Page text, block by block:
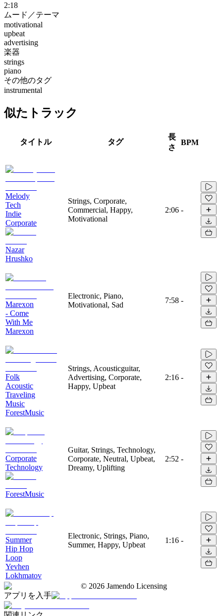
2:18
ムード／テーマ
motivational
upbeat
advertising
楽器
strings
piano
その他のタグ
instrumental
似たトラック
タイトル タグ
長
さ
BPM
Melody
Tech
Indie
Corporate
Nazar
Hrushko
Strings, Corporate,
Commercial, Happy,
Motivational
2:06 -
Marexon
- Come
With Me
Marexon
Electronic, Piano,
Motivational, Sad
7:58 -
Folk
Acoustic
Traveling
Music
ForestMusic
Strings, Acousticguitar,
Advertising, Corporate,
Happy, Upbeat
2:16 -
Corporate
Technology
ForestMusic
Guitar, Strings, Technology,
Corporate, Neutral, Upbeat,
Dreamy, Uplifting
2:52 -
Summer
Hip Hop
Loop
Yevhen
Lokhmatov
Electronic, Strings, Piano,
Summer, Happy, Upbeat
1:16 -
© 2026 Jamendo Licensing
アプリを入手